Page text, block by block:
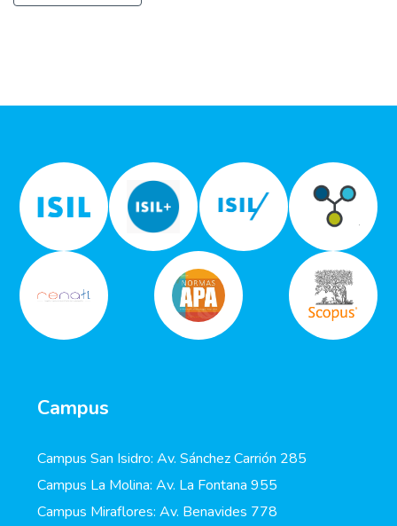
Campus
Campus San Isidro: Av. Sánchez Carrión 285
Campus La Molina: Av. La Fontana 955
Campus Miraflores: Av. Benavides 778